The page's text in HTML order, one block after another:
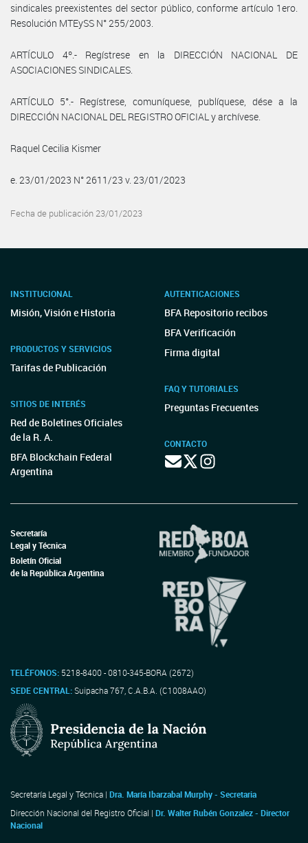
sindicales preexistentes del sector público, conforme artículo 1ero.
Resolución MTEySS N° 255/2003.
ARTÍCULO 4º.- Regístrese en la DIRECCIÓN NACIONAL DE
ASOCIACIONES SINDICALES.
ARTÍCULO 5°.- Regístrese, comuníquese, publíquese, dése a la
DIRECCIÓN NACIONAL DEL REGISTRO OFICIAL y archívese.
Raquel Cecilia Kismer
e. 23/01/2023 N° 2611/23 v. 23/01/2023
Fecha de publicación 23/01/2023
INSTITUCIONAL
Misión, Visión e Historia
PRODUCTOS Y SERVICIOS
Tarifas de Publicación
SITIOS DE INTERÉS
Red de Boletines Oficiales
de la R. A.
BFA Blockchain Federal
Argentina
AUTENTICACIONES
BFA Repositorio recibos
BFA Verificación
Firma digital
FAQ Y TUTORIALES
Preguntas Frecuentes
CONTACTO
Secretaría
Legal y Técnica
Boletín Oficial
de la República Argentina
TELÉFONOS: 5218-8400 - 0810-345-BORA (2672)
SEDE CENTRAL:Suipacha 767, C.A.B.A. (C1008AAO)
Secretaría Legal y Técnica | Dra. María Ibarzabal Murphy - Secretaria
Dirección Nacional del Registro Oficial | Dr. Walter Rubén Gonzalez - Director
Nacional